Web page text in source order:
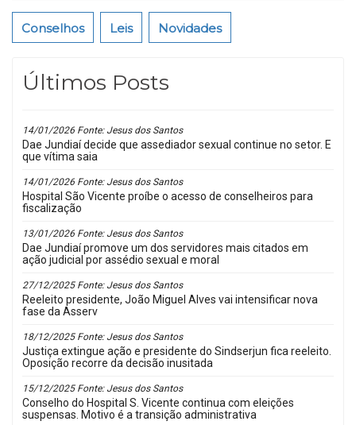
Conselhos Leis Novidades
Últimos Posts
14/01/2026 Fonte: Jesus dos Santos
Dae Jundiaí decide que assediador sexual continue no setor. E
que vítima saia
14/01/2026 Fonte: Jesus dos Santos
Hospital São Vicente proíbe o acesso de conselheiros para
fiscalização
13/01/2026 Fonte: Jesus dos Santos
Dae Jundiaí promove um dos servidores mais citados em
ação judicial por assédio sexual e moral
27/12/2025 Fonte: Jesus dos Santos
Reeleito presidente, João Miguel Alves vai intensificar nova
fase da Asserv
18/12/2025 Fonte: Jesus dos Santos
Justiça extingue ação e presidente do Sindserjun fica reeleito.
Oposição recorre da decisão inusitada
15/12/2025 Fonte: Jesus dos Santos
Conselho do Hospital S. Vicente continua com eleições
suspensas. Motivo é a transição administrativa